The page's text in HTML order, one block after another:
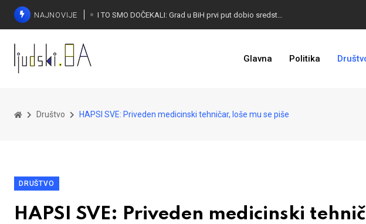
NAJNOVIJE
Glavna Politika
Društvo HAPSI SVE: Priveden medicinski tehničar, loše mu se piše
DRUŠTVO
HAPSI SVE: Priveden medicinski